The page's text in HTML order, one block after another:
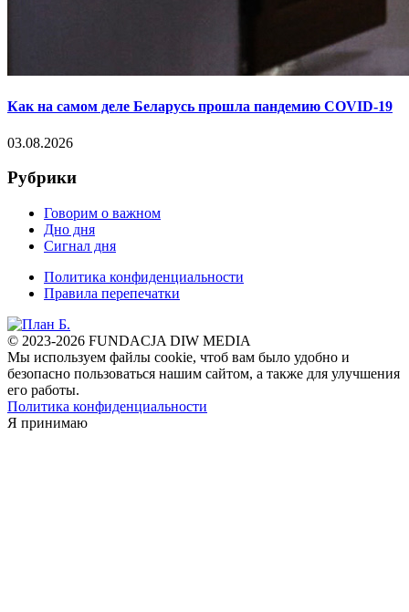
Как на самом деле Беларусь прошла пандемию COVID-19
03.08.2026
Рубрики
Говорим о важном
Дно дня
Сигнал дня
Политика конфиденциальности
Правила перепечатки
© 2023-2026 FUNDACJA DIW MEDIA
Мы используем файлы cookie, чтоб вам было удобно и
безопасно пользоваться нашим сайтом, а также для улучшения
его работы.
Политика конфиденциальности
Я принимаю